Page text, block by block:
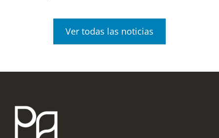
Ver todas las noticias